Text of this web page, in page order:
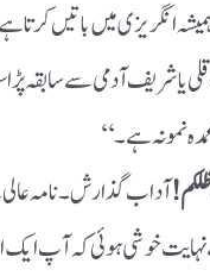
انگریزی میں باتیں کرتا
یا شریف آدمی سے سابقہ
نمونہ ہے ۔‘‘
!آداب گذارش ۔ نامہ
خوشی ہوئی کہ آپ